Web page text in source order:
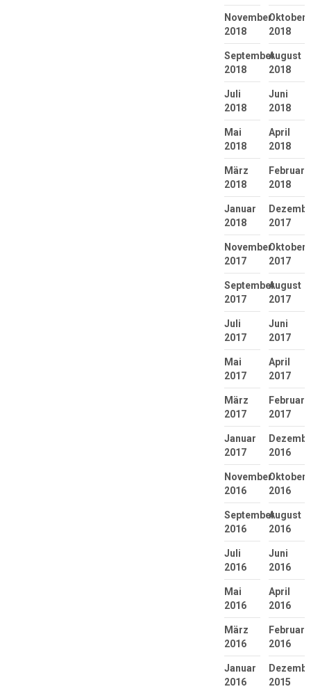
November
2018
Oktober
2018
September
2018
August
2018
Juli
2018
Juni
2018
Mai
2018
April
2018
März
2018
Februar
2018
Januar
2018
2017
November
2017
Oktober
2017
September
2017
August
2017
Juli
2017
Juni
2017
Mai
2017
April
2017
März
2017
Februar
2017
Januar
2017
2016
November
2016
Oktober
2016
September
2016
August
2016
Juli
2016
Juni
2016
Mai
2016
April
2016
März
2016
Februar
2016
Januar
2016
2015